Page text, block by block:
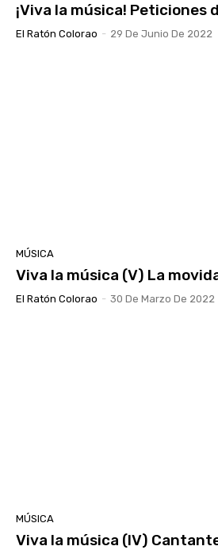
¡Viva la música! Peticiones
El Ratón Colorao - 29 De Junio De 2022
MÚSICA
Viva la música (V) La
El Ratón Colorao - 30 De Marzo De 2022
MÚSICA
Viva la música (IV)